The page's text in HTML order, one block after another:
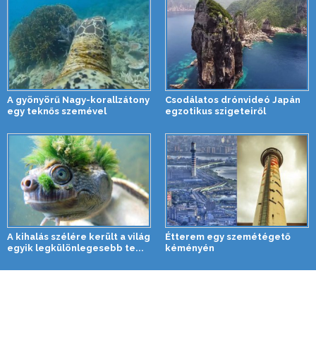
A gyönyörű Nagy-korallzátony
egy teknős szemével
Csodálatos drónvideó Japán
egzotikus szigeteiről
A kihalás szélére került a világ
egyik legkülönlegesebb te...
Étterem egy szemétégető
kéményén